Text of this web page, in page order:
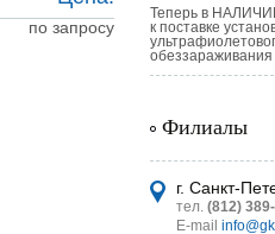
по запросу
Теперь в
к поставке
Филиалы
г. Санкт-
тел. (812)
E-mail